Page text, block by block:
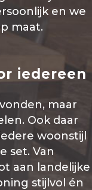
en we
maat.
iedereen
maar
Ook daar
woonstijl
set. Van
aan landelijke
stijlvol én